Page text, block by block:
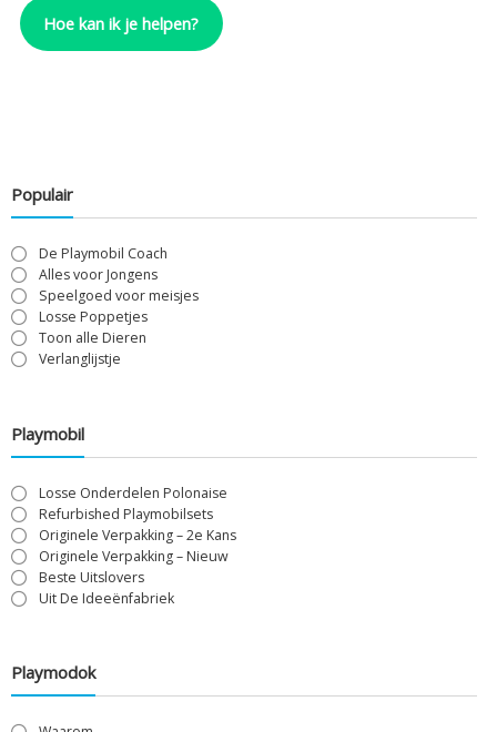
Hoe kan ik je helpen?
Populair
De Playmobil Coach
Alles voor Jongens
Speelgoed voor meisjes
Losse Poppetjes
Toon alle Dieren
Verlanglijstje
Playmobil
Losse Onderdelen Polonaise
Refurbished Playmobilsets
Originele Verpakking – 2e Kans
Originele Verpakking – Nieuw
Beste Uitslovers
Uit De Ideeënfabriek
Playmodok